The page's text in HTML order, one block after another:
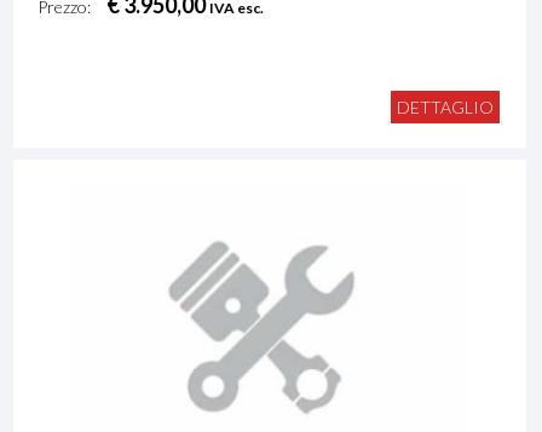
Prezzo: IVA esc.
DETTAGLIO